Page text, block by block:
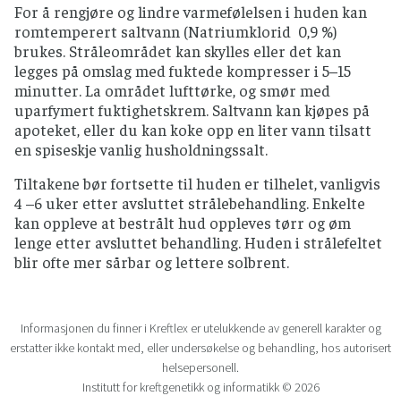
For å rengjøre og lindre varmefølelsen i huden kan
romtemperert saltvann (Natriumklorid 0,9 %)
brukes. Stråleområdet kan skylles eller det kan
legges på omslag med fuktede kompresser i 5–15
minutter. La området lufttørke, og smør med
uparfymert fuktighetskrem. Saltvann kan kjøpes på
apoteket, eller du kan koke opp en liter vann tilsatt
en spiseskje vanlig husholdningssalt.
Tiltakene bør fortsette til huden er tilhelet, vanligvis
4 –6 uker etter avsluttet strålebehandling. Enkelte
kan oppleve at bestrålt hud oppleves tørr og øm
lenge etter avsluttet behandling. Huden i strålefeltet
blir ofte mer sårbar og lettere solbrent.
Informasjonen du finner i Kreftlex er utelukkende av generell karakter og
erstatter ikke kontakt med, eller undersøkelse og behandling, hos autorisert
helsepersonell.
Institutt for kreftgenetikk og informatikk © 2026